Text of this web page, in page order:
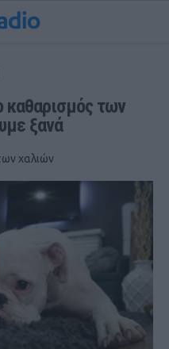
καθαρισμός των
ξανά
χαλιών